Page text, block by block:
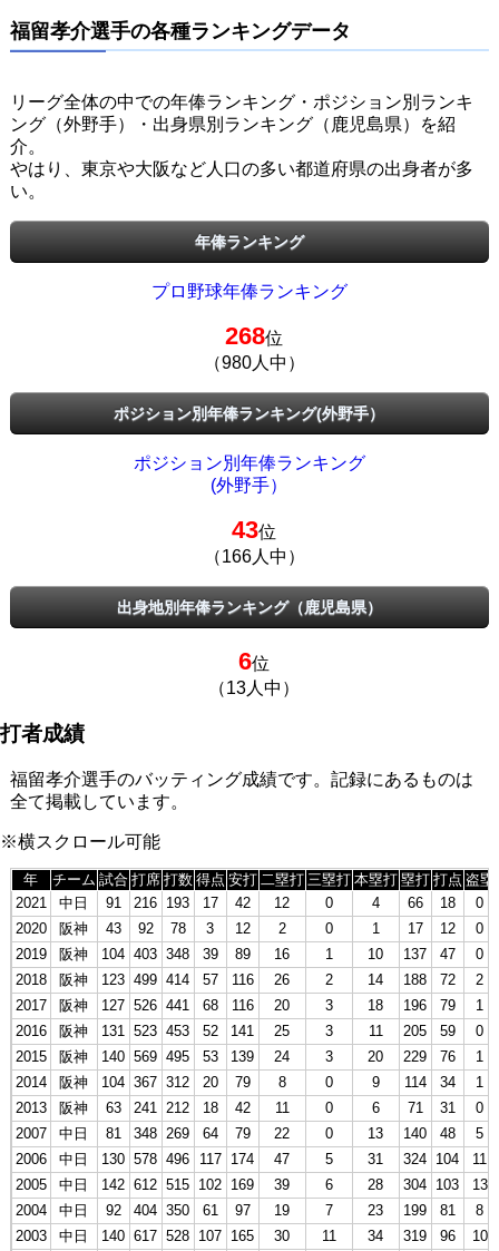
福留孝介選手の各種ランキングデータ
リーグ全体の中での年俸ランキング・ポジション別ランキ
ング（外野手）・出身県別ランキング（鹿児島県）を紹
介。
やはり、東京や大阪など人口の多い都道府県の出身者が多
い。
年俸ランキング
プロ野球年俸ランキング
268位
（980人中）
ポジション別年俸ランキング(外野手）
ポジション別年俸ランキング
(外野手）
43位
（166人中）
出身地別年俸ランキング（鹿児島県）
6位
（13人中）
打者成績
福留孝介選手のバッティング成績です。記録にあるものは
全て掲載しています。
※横スクロール可能
年 チーム 試合 打席 打数 得点 安打 二塁打 三塁打 本塁打 塁打 打点 盗塁
2021
中日 91 216 193 17 42 12 0 4 66 18
0
2020
阪神 43 92 78 3 12 2 0 1 17 12
0
2019
阪神 104 403 348 39 89 16 1 10 137 47
0
2018
阪神 123 499 414 57 116 26 2 14 188 72
2
2017
阪神 127 526 441 68 116 20 3 18 196 79
1
2016
阪神 131 523 453 52 141 25 3 11 205 59
0
2015
阪神 140 569 495 53 139 24 3 20 229 76
1
2014
阪神 104 367 312 20 79 8 0 9 114 34
1
2013
阪神 63 241 212 18 42 11 0 6 71 31
0
2007
中日 81 348 269 64 79 22 0 13 140 48
5
2006
中日 130 578 496 117 174 47 5 31 324 104
11
2005
中日 142 612 515 102 169 39 6 28 304 103
13
2004
中日 92 404 350 61 97 19 7 23 199 81
8
2003
中日 140 617 528 107 165 30 11 34 319 96
10